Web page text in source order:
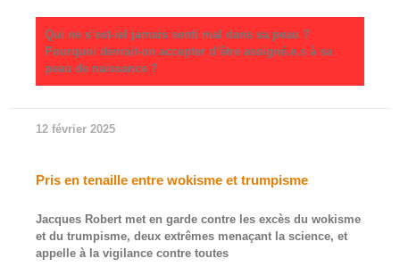
Qui ne s’est-iel jamais senti mal dans sa peau ?
Pourquoi devrait-on accepter d’être assigné.e.s à sa
peau de naissance ?
12 février 2025
Pris en tenaille entre wokisme et trumpisme
Jacques Robert met en garde contre les excès du wokisme
et du trumpisme, deux extrêmes menaçant la science, et
appelle à la vigilance contre toutes